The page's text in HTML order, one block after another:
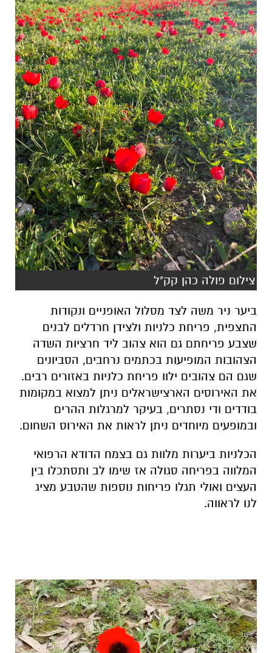
צילום פולה כהן קק"ל
ביער ניר משה לצד מסלול האופניים ונקודות
התצפית, פריחת כלניות ולצידן חרדלים לבנים
שצבע פריחתם גם הוא צהוב ליד חרציות השדה
הצהובות המופיעות בכתמים נרחבים, הסביונים
שגם הם צהובים ילוו פריחת כלניות באזורים רבים.
את האירוסים הארצישראלים ניתן למצוא במקומות
בודדים ודי נסתרים, בעיקר למרגלות ההרים
ובמופעים מיוחדים ניתן לראות את האירוס השחום.
הכלניות ביערות מלוות גם בצמח הדודא הרפואי
המלווה בפריחה סגולה אז שימו לב ותסתכלו בין
העצים ואולי תגלו פריחות נוספות שהטבע מציג
לנו לראווה.